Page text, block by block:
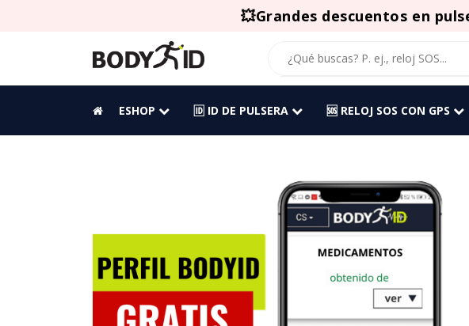
💥Grandes descuentos en
ESHOP 🆔 ID DE PULSERA 🆘 RELOJ SOS CON GPS